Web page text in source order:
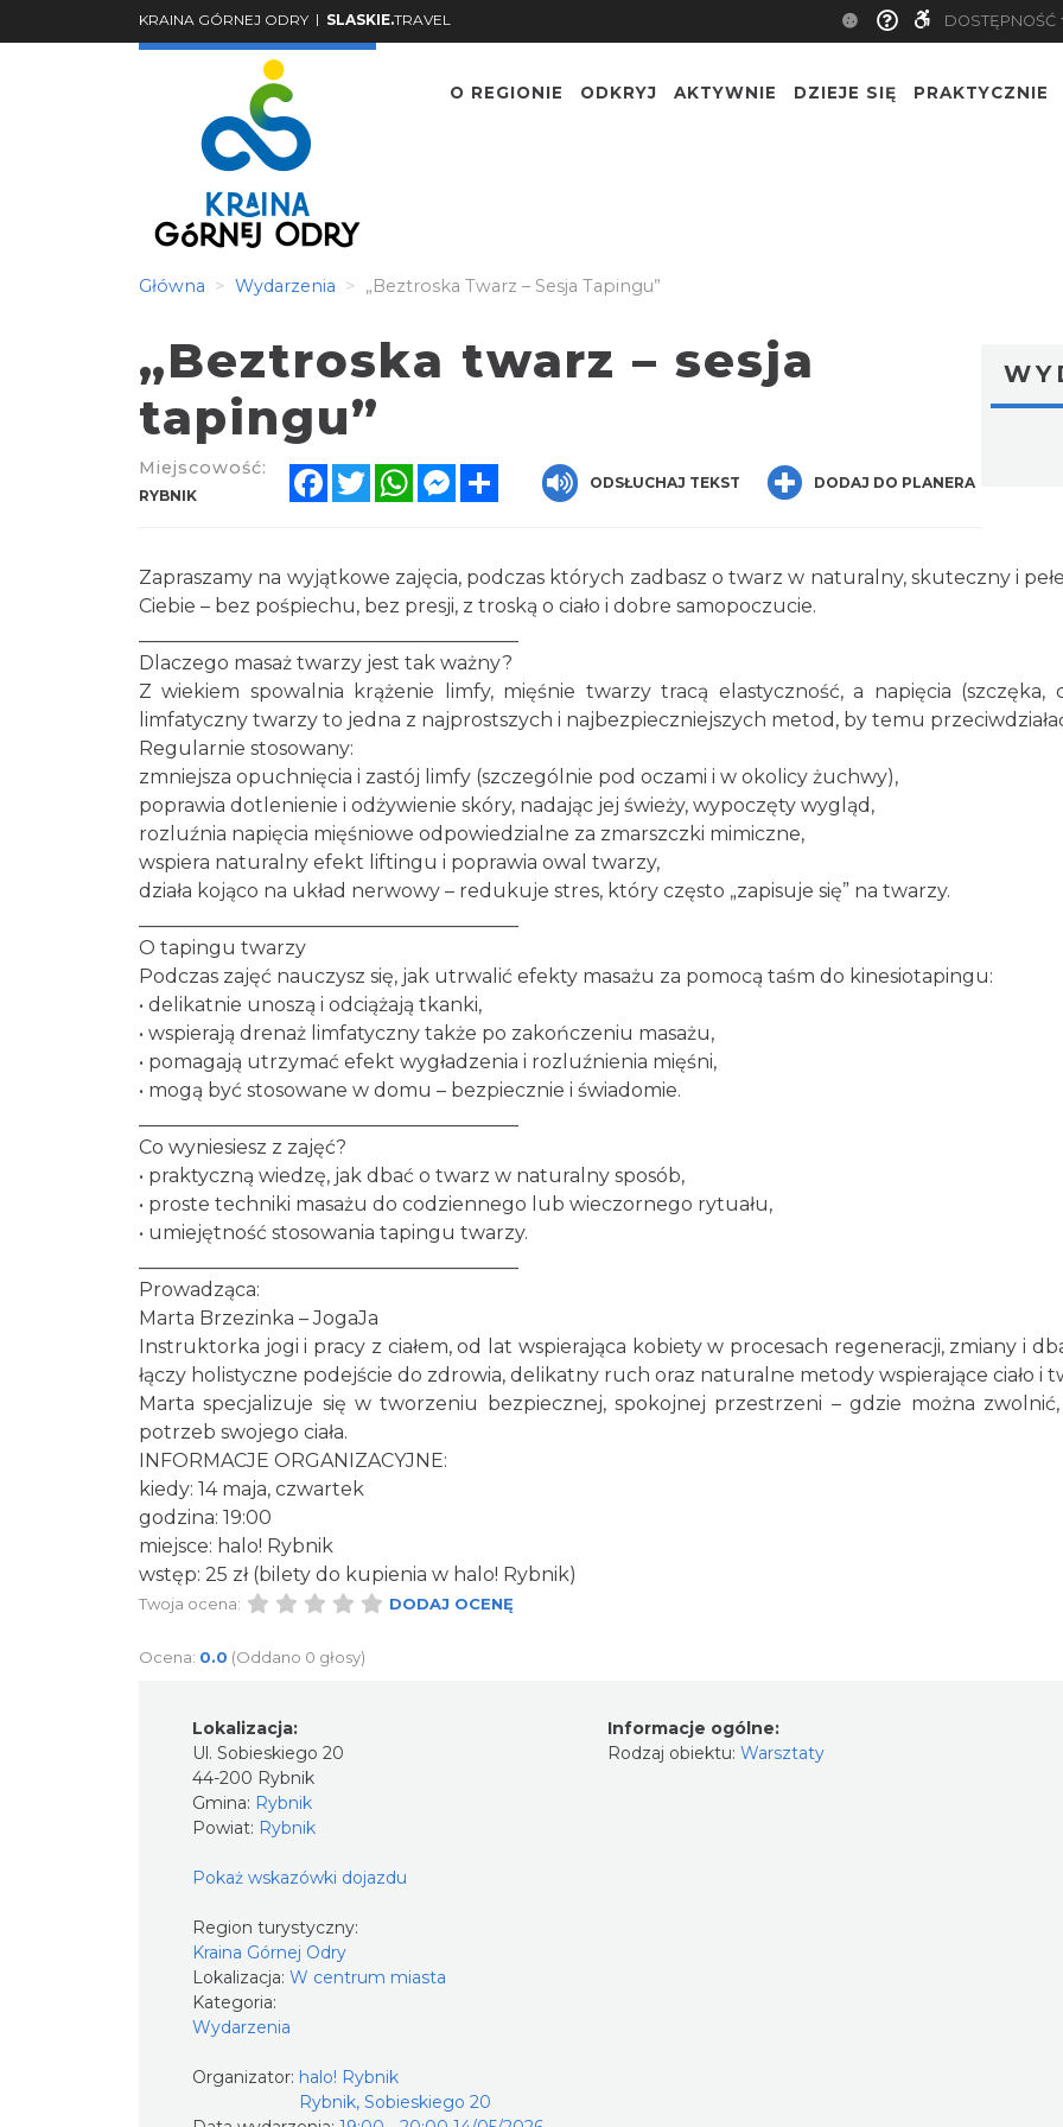
KRAINA GÓRNEJ ODRY | SLASKIE.TRAVEL DOSTĘPNOŚĆ
O REGIONIE ODKRYJ AKTYWNIE DZIEJE SIĘ PRAKTYCZNIE
Główna Wydarzenia „Beztroska Twarz – Sesja Tapingu”
„Beztroska twarz – sesja
tapingu”
Miejscowość:
RYBNIK
FacebookTwitterWhatsAppMessenger
Share ODSŁUCHAJ TEKST DODAJ DO PLANERA
Zapraszamy na wyjątkowe zajęcia, podczas których zadbasz o twarz w naturalny, skuteczny i
Ciebie – bez pośpiechu, bez presji, z troską o ciało i dobre samopoczucie.
Dlaczego masaż twarzy jest tak ważny?
Z wiekiem spowalnia krążenie limfy, mięśnie twarzy tracą elastyczność, a napięcia (szczęka,
limfatyczny twarzy to jedna z najprostszych i najbezpieczniejszych metod, by temu
Regularnie stosowany:
zmniejsza opuchnięcia i zastój limfy (szczególnie pod oczami i w okolicy żuchwy),
poprawia dotlenienie i odżywienie skóry, nadając jej świeży, wypoczęty wygląd,
rozluźnia napięcia mięśniowe odpowiedzialne za zmarszczki mimiczne,
wspiera naturalny efekt liftingu i poprawia owal twarzy,
działa kojąco na układ nerwowy – redukuje stres, który często „zapisuje się” na twarzy.
O tapingu twarzy
Podczas zajęć nauczysz się, jak utrwalić efekty masażu za pomocą taśm do kinesiotapingu:
• delikatnie unoszą i odciążają tkanki,
• wspierają drenaż limfatyczny także po zakończeniu masażu,
• pomagają utrzymać efekt wygładzenia i rozluźnienia mięśni,
• mogą być stosowane w domu – bezpiecznie i świadomie.
Co wyniesiesz z zajęć?
• praktyczną wiedzę, jak dbać o twarz w naturalny sposób,
• proste techniki masażu do codziennego lub wieczornego rytuału,
• umiejętność stosowania tapingu twarzy.
Prowadząca:
Marta Brzezinka – JogaJa
Instruktorka jogi i pracy z ciałem, od lat wspierająca kobiety w procesach regeneracji, zmiany i
łączy holistyczne podejście do zdrowia, delikatny ruch oraz naturalne metody wspierające ciało i
Marta specjalizuje się w tworzeniu bezpiecznej, spokojnej przestrzeni – gdzie można
potrzeb swojego ciała.
INFORMACJE ORGANIZACYJNE:
kiedy: 14 maja, czwartek
godzina: 19:00
miejsce: halo! Rybnik
wstęp: 25 zł (bilety do kupienia w halo! Rybnik)
Twoja ocena: DODAJ OCENĘ
Ocena: 0.0 (Oddano 0 głosy)
Lokalizacja:
Ul. Sobieskiego 20
44-200 Rybnik
Gmina: Rybnik
Powiat: Rybnik
Pokaż wskazówki dojazdu
Region turystyczny:
Kraina Górnej Odry
Lokalizacja: W centrum miasta
Kategoria:
Wydarzenia
Organizator: halo! Rybnik
Rybnik, Sobieskiego 20
Informacje ogólne:
Rodzaj obiektu: Warsztaty